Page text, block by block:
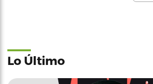
Lo Último